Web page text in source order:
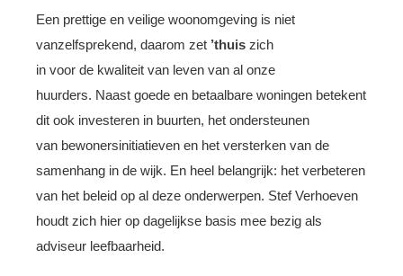
Een prettige en veilige woonomgeving is niet
vanzelfsprekend, daarom zet ’thuis zich
in voor de kwaliteit van leven van al onze
huurders. Naast goede en betaalbare woningen betekent
dit ook investeren in buurten, het ondersteunen
van bewonersinitiatieven en het versterken van de
samenhang in de wijk. En heel belangrijk: het verbeteren
van het beleid op al deze onderwerpen. Stef Verhoeven
houdt zich hier op dagelijkse basis mee bezig als
adviseur leefbaarheid.